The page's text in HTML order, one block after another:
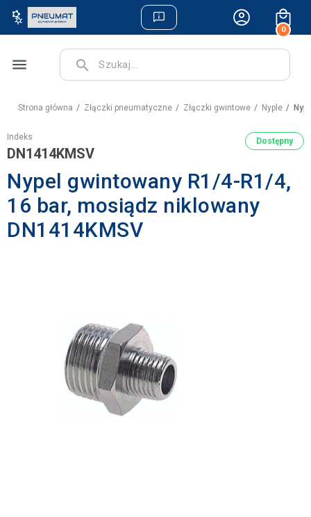
0
menu search
Strona główna Złączki pneumatyczne Złączki gwintowe Nyple
Indeks
DN1414KMSV
Dostępny
Nypel gwintowany R1/4-R1/4,
16 bar, mosiądz niklowany
DN1414KMSV